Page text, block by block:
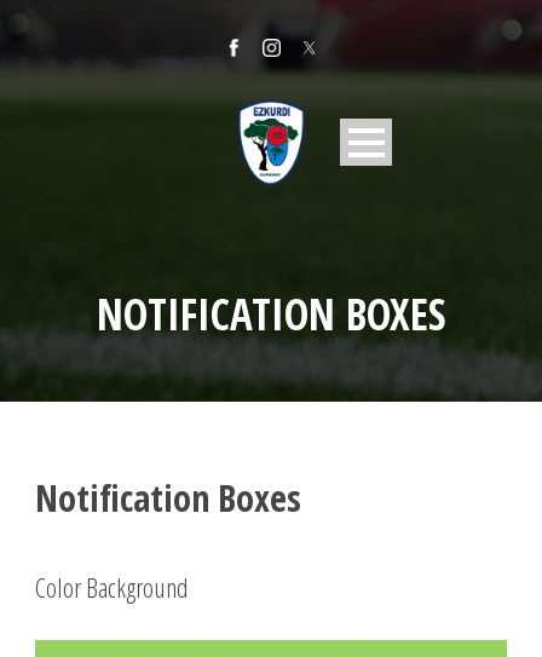
NOTIFICATION BOXES
Notification Boxes
Color Background